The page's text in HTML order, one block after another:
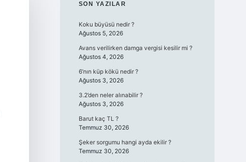
SIDEBAR
SON YAZILAR
Koku büyüsü nedir ?
Ağustos 5, 2026
Avans verilirken damga vergisi kesilir mi ?
Ağustos 4, 2026
6’nın küp kökü nedir ?
Ağustos 3, 2026
3.2’den neler alınabilir ?
Ağustos 3, 2026
Barut kaç TL ?
Temmuz 30, 2026
Şeker sorgumu hangi ayda ekilir ?
Temmuz 30, 2026